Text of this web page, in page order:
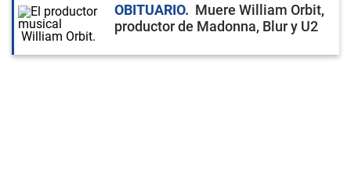
OBITUARIO
Muere William Orbit,
productor de Madonna, Blur y U2